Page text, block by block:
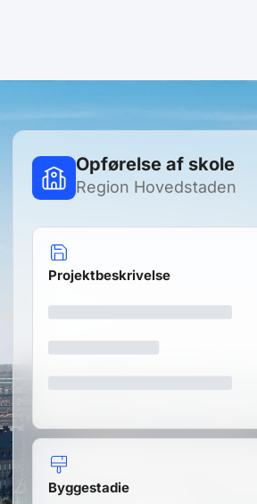
Prøv
Opret din egen gratis
se, hvordan du kan få
Opførelse af skole
Region Hovedstaden
Projektbeskrivelse
Byggestadie